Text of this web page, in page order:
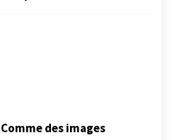
Comme des images